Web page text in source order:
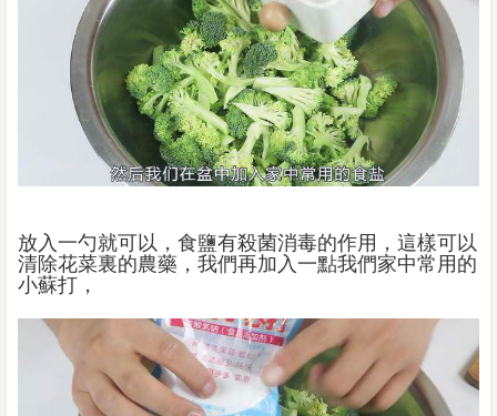
放入一勺就可以，食鹽有殺菌消毒的作用，這樣可以
清除花菜裏的農藥，我們再加入一點我們家中常用的
小蘇打，